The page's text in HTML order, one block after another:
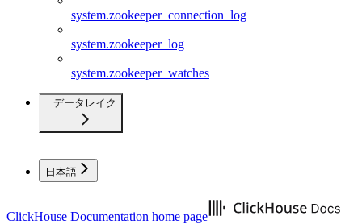
system.zookeeper_connection_log
system.zookeeper_log
system.zookeeper_watches
データレイク
日本語
ClickHouse Documentation home page